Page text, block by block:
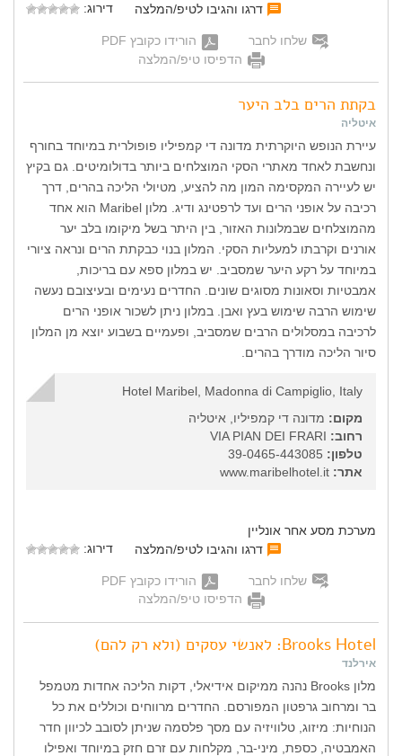
דרגו והגיבו לטיפ/המלצה
דירוג:
שלחו לחבר
הורידו כקובץ PDF
הדפיסו טיפ/המלצה
בקתת הרים בלב היער
איטליה
עיירת הנופש היוקרתית מדונה די קמפיליו פופולרית במיוחד בחורף
ונחשבת לאחד מאתרי הסקי המוצלחים ביותר בדולומיטים. גם בקיץ
יש לעיירה המקסימה המון מה להציע, מטיולי הליכה בהרים, דרך
רכיבה על אופני הרים ועד לרפטינג ודיג. מלון Maribel הוא אחד
מהמוצלחים שבמלונות האזור, בין היתר בשל מיקומו בלב יער
אורנים וקרבתו למעליות הסקי. המלון בנוי כבקתת הרים ונראה ציורי
במיוחד על רקע היער שמסביב. יש במלון ספא עם בריכות,
אמבטיות וסאונות מסוגים שונים. החדרים נעימים ובעיצובם נעשה
שימוש הרבה שימוש בעץ ואבן. במלון ניתן לשכור אופני הרים
לרכיבה במסלולים הרבים שמסביב, ופעמיים בשבוע יוצא מן המלון
סיור הליכה מודרך בהרים.
Hotel Maribel, Madonna di Campiglio, Italy
מקום: מדונה די קמפיליו, איטליה
רחוב:
טלפון:
אתר:
מערכת מסע אחר אונליין
דרגו והגיבו לטיפ/המלצה
דירוג:
שלחו לחבר
הורידו כקובץ PDF
הדפיסו טיפ/המלצה
Brooks Hotel: לאנשי עסקים (ולא רק להם)
אירלנד
מלון Brooks נהנה ממיקום אידיאלי, דקות הליכה אחדות מטמפל
בר ומרחוב גרפטון המפורסם. החדרים מרווחים וכוללים את כל
הנוחיות: מיזוג, טלוויזיה עם מסך פלסמה שניתן לסובב לכיוון חדר
האמבטיה, כספת, מיני-בר, מקלחות עם זרם חזק במיוחד ואפילו